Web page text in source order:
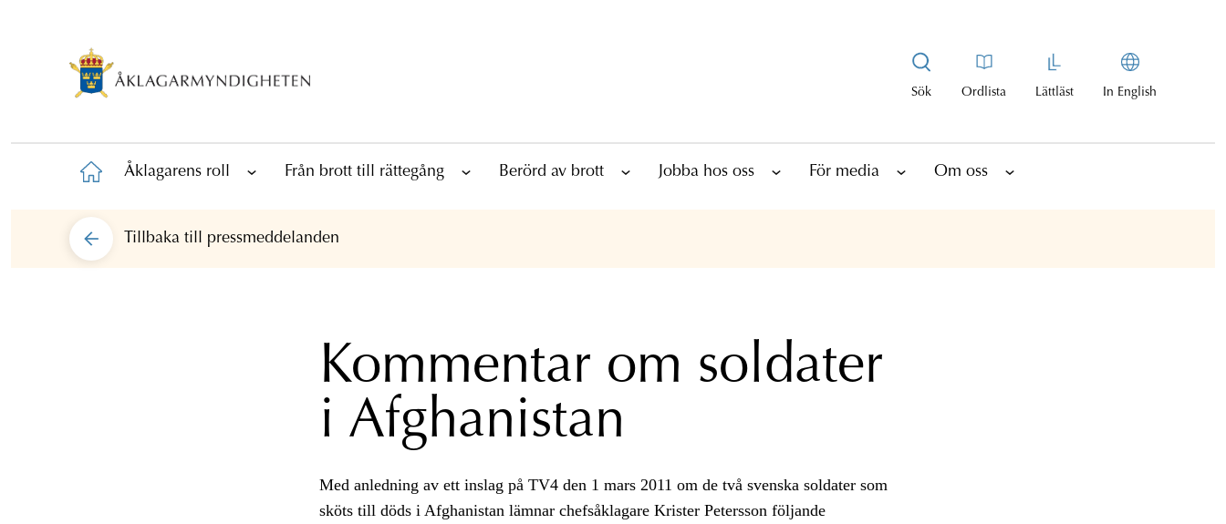
Sök Ordlista Lättläst In English
Åklagarens roll Från brott till rättegång Berörd av brott Jobba hos oss För media Om oss
Tillbaka till pressmeddelanden
Kommentar om soldater
i Afghanistan
Med anledning av ett inslag på TV4 den 1 mars 2011 om de två svenska soldater som
sköts till döds i Afghanistan lämnar chefsåklagare Krister Petersson följande